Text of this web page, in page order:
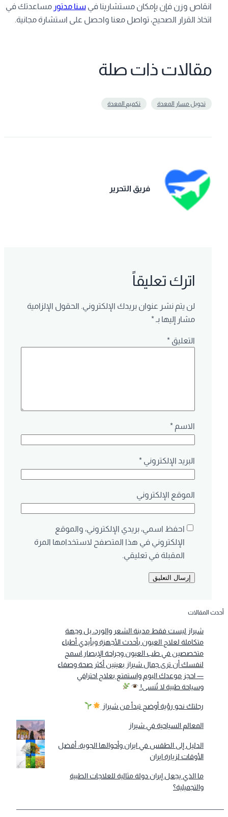
انقاص وزن فإن بإمكان مستشارينا فيسنا مدتور مساعدتك في
اتخاذ القرار الصحيح، تواصل معنا واحصل على استشارة مجانية.
مقالات ذات صلة
تحويل مسار المعدة تکمیم المعدة
فريق التحرير
اترك تعليقاً
لن يتم نشر عنوان بريدك الإلكتروني. الحقول الإلزامية
مشار إليها بـ*
التعليق*
الاسم*
البريد الإلكتروني*
الموقع الإلكتروني
احفظ اسمي، بريدي الإلكتروني، والموقع
الإلكتروني في هذا المتصفح لاستخدامها المرة
المقبلة في تعليقي.
أحدث المقالات
شيراز ليست فقط مدينة الشعر والورد، بل وجهة
متكاملة لعلاج العيون بأحدث الأجهزة وبأيدي أطباء
متخصصين في طب العيون وجراحة الإبصار.اسمح
لنفسك أن ترى جمال شيراز بعينين أكثر صحة وصفاء
— احجز موعدك اليوم واستمتع بعلاج احترافي
وسياحة طبية لا تُنسى!
رحلتك نحو رؤية أوضح تبدأ من شيراز
المعالم السياحية في شيراز
الدليل إلى الطقس في ايران وأحوالها الجوية: أفضل
الأوقات لزيارة ايران
ما الذي يجعل إيران دولة مثالية للعلاجات الطبية
والتجميلية؟